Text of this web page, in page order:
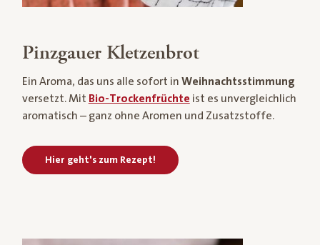
Pinzgauer Kletzenbrot
Ein Aroma, das uns alle sofort in Weihnachtsstimmung
versetzt. Mit Bio-Trockenfrüchte ist es unvergleichlich
aromatisch – ganz ohne Aromen und Zusatzstoffe.
Hier geht's zum Rezept!